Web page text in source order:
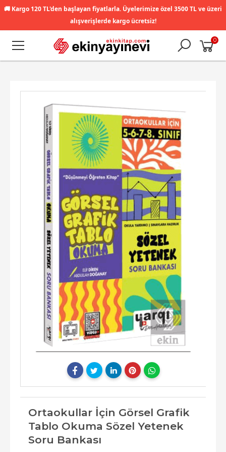
🚚 Kargo 120 TL'den başlayan fiyatlarla. Üyelerimize özel 3500 TL ve üzeri
alışverişlerde kargo ücretsiz!
0
Ortaokullar İçin Görsel Grafik
Tablo Okuma Sözel Yetenek
Soru Bankası